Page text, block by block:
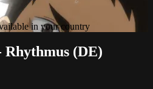
in your country
Rhythmus (DE)